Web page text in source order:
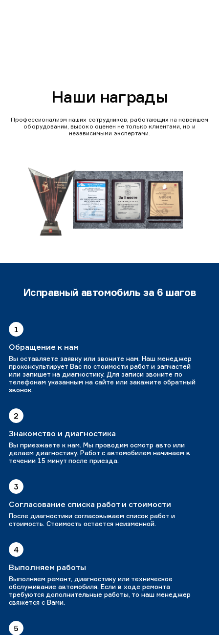
Наши награды
Профессионализм наших сотрудников, работающих на новейшем
оборудовании, высоко оценен не только клиентами, но и
независимыми экспертами.
Исправный автомобиль за 6 шагов
1
Обращение к нам
Вы оставляете заявку или звоните нам. Наш менеджер
проконсультирует Вас по стоимости работ и запчастей
или запишет на диагностику. Для записи звоните по
телефонам указанным на сайте или закажите обратный
звонок.
2
Знакомство и диагностика
Вы приезжаете к нам. Мы проводим осмотр авто или
делаем диагностику. Работ с автомобилем начинаем в
течении 15 минут после приезда.
3
Согласование списка работ и стоимости
После диагностики согласовываем список работ и
стоимость. Стоимость остается неизменной.
4
Выполняем работы
Выполняем ремонт, диагностику или техническое
обслуживание автомобиля. Если в ходе ремонта
требуются дополнительные работы, то наш менеджер
свяжется с Вами.
5